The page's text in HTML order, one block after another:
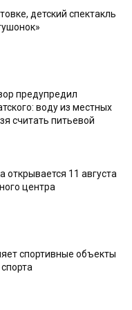
детский спектакль
предупредил
воду из местных
считать питьевой
открывается 11 августа
центра
спортивные объекты